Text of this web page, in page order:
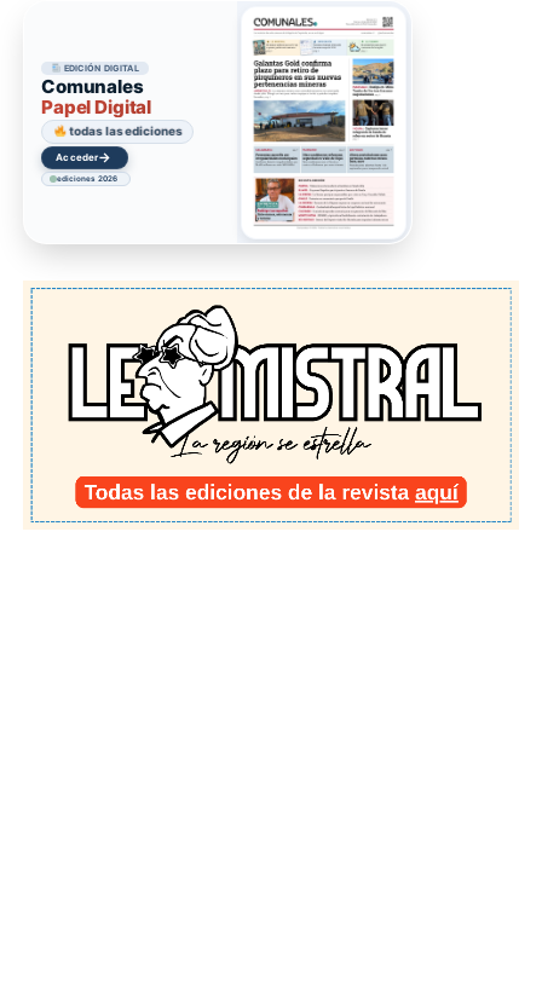
EDICIÓN DIGITAL
Comunales
Papel Digital
todas las ediciones
Acceder→
ediciones 2026